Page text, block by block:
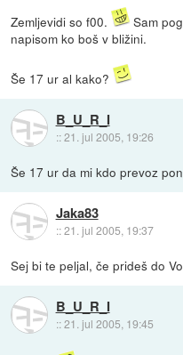
Zemljevidi so f00.
Sam
napisom ko boš v bližini.
Še 17 ur al kako?
B_U_R_I
::21. jul 2005, 19:26
Še 17 ur da mi kdo prevoz
Jaka83
::21. jul 2005, 19:37
Sej bi te peljal, če prideš do
B_U_R_I
::21. jul 2005, 19:45